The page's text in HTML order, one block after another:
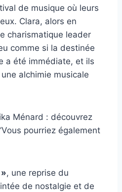
de musique où leurs
Clara, alors en
charismatique leader
comme si la destinée
a été immédiate, et ils
alchimie musicale
Ménard : découvrez
pourriez également
, une reprise du
de nostalgie et de